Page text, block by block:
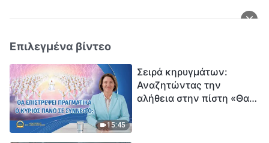
Επιλεγμένα βίντεο
15:45
Σειρά κηρυγμάτων:
Αναζητώντας την
αλήθεια στην πίστη «Θα